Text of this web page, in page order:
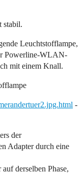
stabil.
Leuchtstofflampe,
Powerline-WLAN-
mit einem Knall.
-
der
Adapter durch eine
derselben Phase,